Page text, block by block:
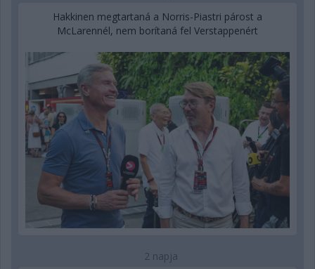
Hakkinen megtartaná a Norris-Piastri párost a
McLarennél, nem borítaná fel Verstappenért
2 napja